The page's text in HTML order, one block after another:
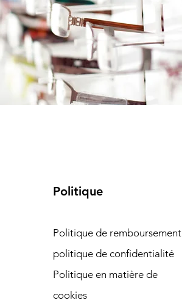
Politique
Politique de remboursement
politique de confidentialité
Politique en matière de
cookies